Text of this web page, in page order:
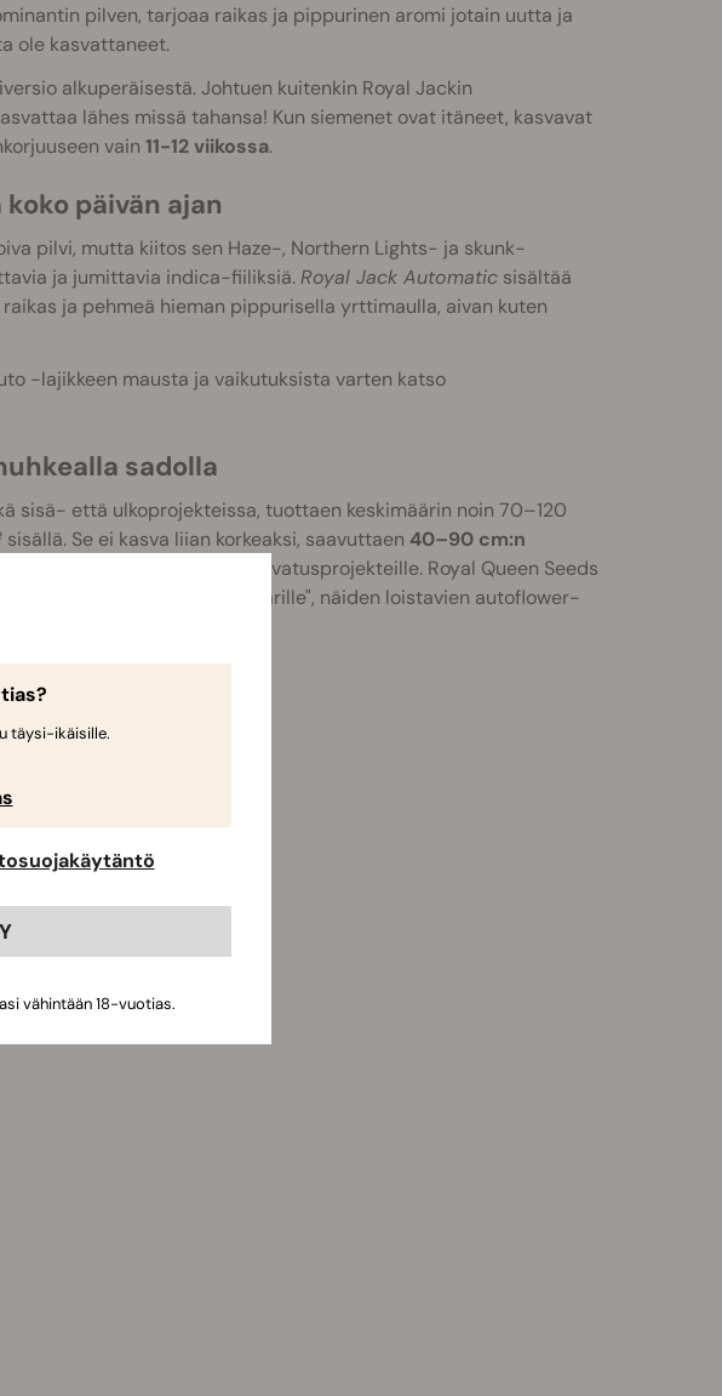
pilven, tarjoaa raikas ja pippurinen aromi jotain uutta ja
ole kasvattaneet.
alkuperäisestä. Johtuen kuitenkin Royal Jackin
lähes missä tahansa! Kun siemenet ovat itäneet, kasvavat
vain 11-12 viikossa.
päivän ajan
pilvi, mutta kiitos sen Haze-, Northern Lights- ja skunk-
ja jumittavia indica-fiiliksiä.Royal Jack Automaticsisältää
ja pehmeä hieman pippurisella yrttimaulla, aivan kuten
-lajikkeen mausta ja vaikutuksista varten katso
sadolla
sisä- että ulkoprojekteissa, tuottaen keskimäärin noin 70–120
Se ei kasva liian korkeaksi, saavuttaen 40–90 cm:n
huomaamattomammille kasvatusprojekteille. Royal Queen Seeds
Jack Hererille, "Hampun keisarille", näiden loistavien autoflower-
täysi-ikäisille.
vähintään 18-vuotias.